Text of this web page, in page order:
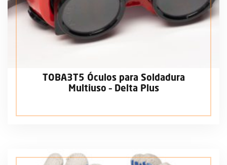
TOBA3T5 Óculos para Soldadura
Multiuso – Delta Plus